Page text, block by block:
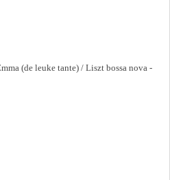
(de leuke tante) / Liszt bossa nova -